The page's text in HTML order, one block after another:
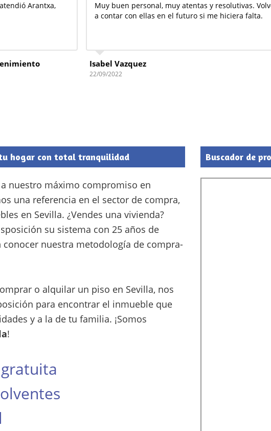
Arantxa,
Muy buen personal, muy atentas y resolutivas.
a contar con ellas en el futuro si me hiciera falta.
Isabel Vazquez
22/09/2022
hogar con total tranquilidad
nuestro máximo compromiso en
una referencia en el sector de compra,
en Sevilla. ¿Vendes una vivienda?
su sistema con 25 años de
conocer nuestra metodología de compra-
o alquilar un piso en Sevilla, nos
para encontrar el inmueble que
y a la de tu familia. ¡Somos
!
Buscador de